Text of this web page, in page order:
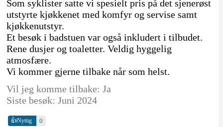
Som syklister satte vi spesielt pris på det sjenerøst
utstyrte kjøkkenet med komfyr og servise samt
kjøkkenutstyr.
Et besøk i badstuen var også inkludert i tilbudet.
Rene dusjer og toaletter. Veldig hyggelig
atmosfære.
Vi kommer gjerne tilbake når som helst.
Vil jeg komme tilbake: Ja
Siste besøk: Juni 2024
👍Nyttig 0